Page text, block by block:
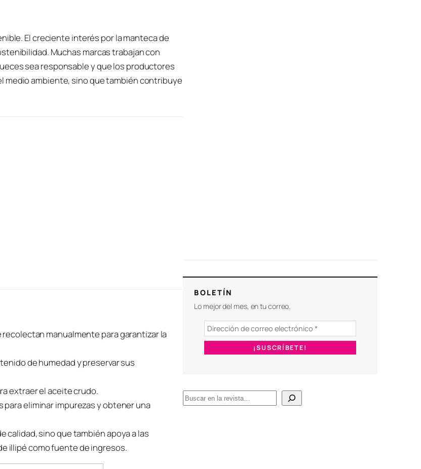
El creciente interés por la manteca de
Muchas marcas trabajan con
sea responsable y que los productores
medio ambiente, sino que también contribuye
manualmente para garantizar la
de humedad y preservar sus
extraer el aceite crudo.
eliminar impurezas y obtener una
calidad, sino que también apoya a las
illipé como fuente de ingresos.
BOLETÍN
Lo mejor del mes, en tu correo.
B